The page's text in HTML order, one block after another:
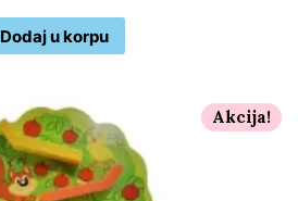
Dodaj u korpu
Akcija!